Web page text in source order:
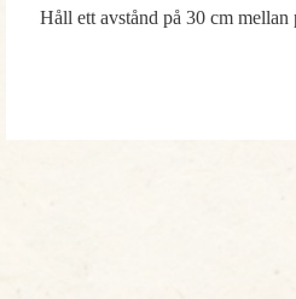
Håll ett avstånd på 30 cm mellan